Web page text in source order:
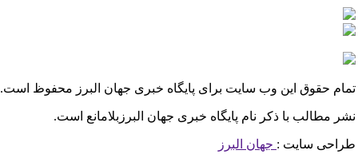
تمام حقوق این وب سایت برای پایگاه خبری جهان البرز محفوظ است.
نشر مطالب با ذکر نام پایگاه خبری جهان البرزبلامانع است.
طراحی سایت : جهان البرز